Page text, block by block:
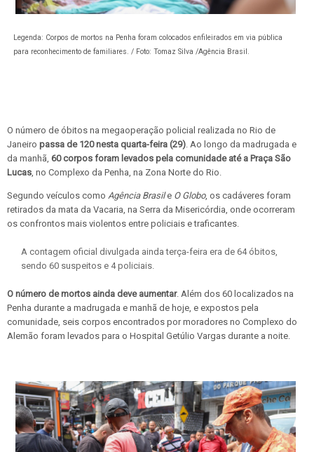
Legenda: Corpos de mortos na Penha foram colocados enfileirados em via pública
para reconhecimento de familiares. / Foto: Tomaz Silva /Agência Brasil.
O número de óbitos na megaoperação policial realizada no Rio de
Janeiro passa de 120 nesta quarta-feira (29) . Ao longo da madrugada e
da manhã, 60 corpos foram levados pela comunidade até a Praça São
Lucas , no Complexo da Penha, na Zona Norte do Rio.
Segundo veículos como Agência Brasile O Globo, os cadáveres foram
retirados da mata da Vacaria, na Serra da Misericórdia, onde ocorreram
os confrontos mais violentos entre policiais e traficantes.
A contagem oficial divulgada ainda terça-feira era de 64 óbitos,
sendo 60 suspeitos e 4 policiais.
O número de mortos ainda deve aumentar. Além dos 60 localizados na
Penha durante a madrugada e manhã de hoje, e expostos pela
comunidade, seis corpos encontrados por moradores no Complexo do
Alemão foram levados para o Hospital Getúlio Vargas durante a noite.